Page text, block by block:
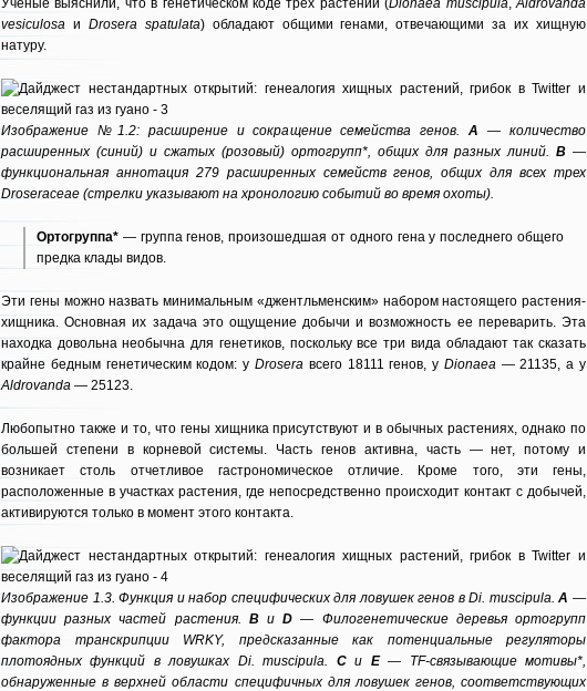
Ученые выяснили, что в генетическом коде трех растений (Dionaea muscipula,Aldrovanda
vesiculosa и Drosera spatulata) обладают общими генами, отвечающими за их хищную
натуру.
Изображение №1.2: расширение и сокращение семейства генов.А — количество
расширенных (синий) и сжатых (розовый) ортогрупп*, общих для разных линий. В —
функциональная аннотация 279 расширенных семейств генов, общих для всех трех
Droseraceae (стрелки указывают на хронологию событий во время охоты).
Ортогруппа* — группа генов, произошедшая от одного гена у последнего общего
предка клады видов.
Эти гены можно назвать минимальным «джентльменским» набором настоящего растения-
хищника. Основная их задача это ощущение добычи и возможность ее переварить. Эта
находка довольна необычна для генетиков, поскольку все три вида обладают так сказать
крайне бедным генетическим кодом: у Droseraвсего 18111 генов, у Dionaea— 21135, а у
Aldrovanda — 25123.
Любопытно также и то, что гены хищника присутствуют и в обычных растениях, однако по
большей степени в корневой системы. Часть генов активна, часть — нет, потому и
возникает столь отчетливое гастрономическое отличие. Кроме того, эти гены,
расположенные в участках растения, где непосредственно происходит контакт с добычей,
активируются только в момент этого контакта.
Изображение 1.3. Функция и набор специфических для ловушек генов в Di. muscipula.А —
функции разных частей растения. ВиD — Филогенетические деревья ортогрупп
фактора транскрипции WRKY, предсказанные как потенциальные регуляторы
плотоядных функций в ловушках Di. muscipula. Си Е— TF-связывающие мотивы*,
обнаруженные в верхней области специфичных для ловушек генов, соответствующих